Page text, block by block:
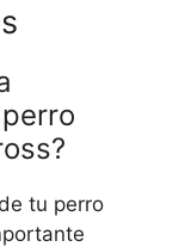
tu perro